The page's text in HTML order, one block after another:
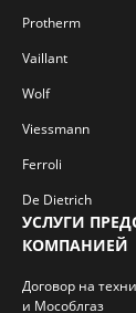
Protherm
Vaillant
Wolf
Viessmann
Ferroli
De Dietrich
УСЛУГИ
КОМПАНИЕЙ
Договор на
и Мособлгаз